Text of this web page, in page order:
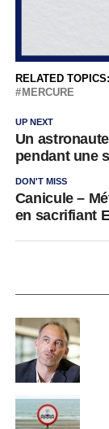
RELATED TOPICS:
MERCURE
UP NEXT
Un
pendant une
DON'T MISS
Canicule –
en sacrifiant